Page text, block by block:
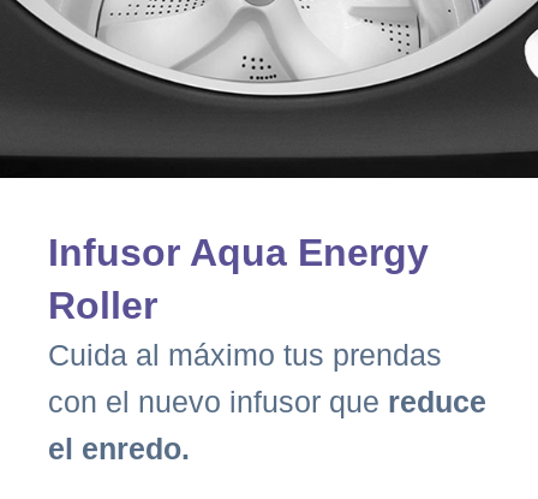
Infusor Aqua Energy
Roller
Cuida al máximo tus prendas
con el nuevo infusor que reduce
el enredo.